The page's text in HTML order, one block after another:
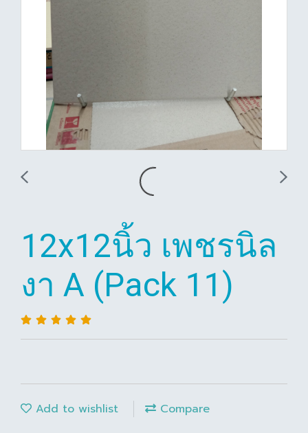
12x12นิ้ว เพชรนิล
งา A (Pack 11)
Add to wishlist
Compare